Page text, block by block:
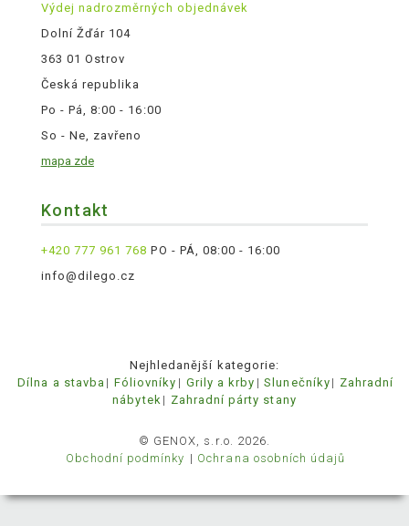
Výdej nadrozměrných objednávek
Dolní Žďár 104
363 01 Ostrov
Česká republika
Po - Pá, 8:00 - 16:00
So - Ne, zavřeno
mapa zde
Kontakt
+420 777 961 768 PO - PÁ, 08:00 - 16:00
info@dilego.cz
Nejhledanější kategorie:
Dílna a stavba
Fóliovníky Grily a krby Slunečníky
Zahradní
nábytek
Zahradní párty stany
© GENOX, s.r.o. 2026.
Obchodní podmínky
Ochrana osobních údajů